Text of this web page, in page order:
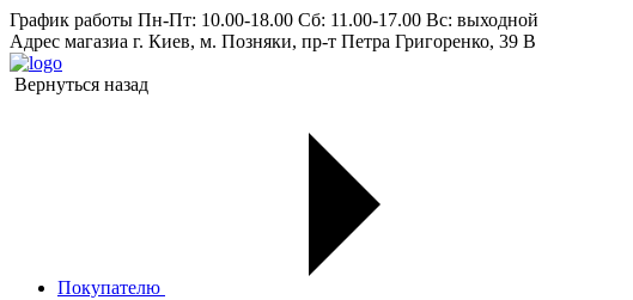
График работы Пн-Пт: 10.00-18.00 Сб: 11.00-17.00 Вс: выходной
Адрес магазиа г. Киев, м. Позняки, пр-т Петра Григоренко, 39 В
Вернуться назад
Покупателю